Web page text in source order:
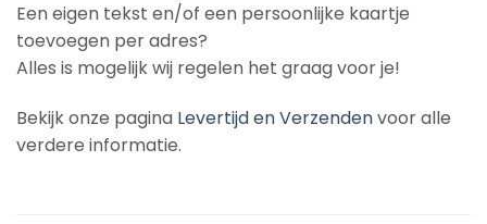
Een eigen tekst en/of een persoonlijke kaartje
toevoegen per adres?
Alles is mogelijk wij regelen het graag voor je!
Bekijk onze pagina Levertijd en Verzendenvoor alle
verdere informatie.